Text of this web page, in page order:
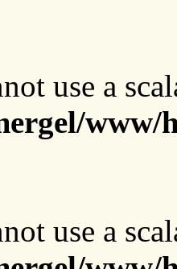
use a
use a